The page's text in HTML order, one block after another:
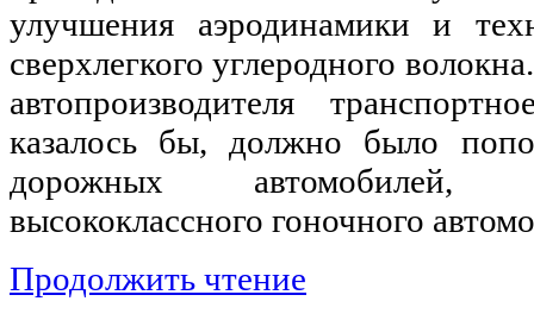
улучшения аэродинамики и
сверхлегкого углеродного
автопроизводителя
казалось бы, должно было
дорожных автомобилей,
высококлассного гоночного
Продолжить чтение